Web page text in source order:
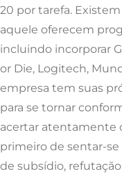
20 por tarefa.
aquele oferecem
incluindo incorporar
or Die, Logitech,
empresa tem suas
para se tornar
acertar atentamente
primeiro de sentar-
de subsídio,